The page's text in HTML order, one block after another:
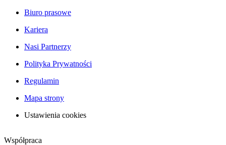
Biuro prasowe
Kariera
Nasi Partnerzy
Polityka Prywatności
Regulamin
Mapa strony
Ustawienia cookies
Współpraca